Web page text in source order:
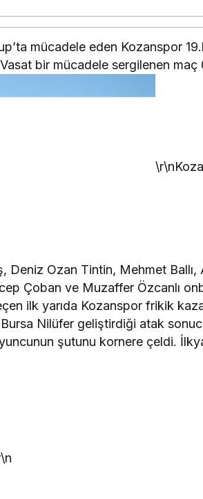
mücadele eden Kozanspor
Vasat bir mücadele sergilenen
Deniz Ozan Tintin, Mehmet
Çoban ve Muzaffer Özcanlı
ilk yarıda Kozanspor frikik
Nilüfer geliştirdiği atak
şutunu kornere çeldi.